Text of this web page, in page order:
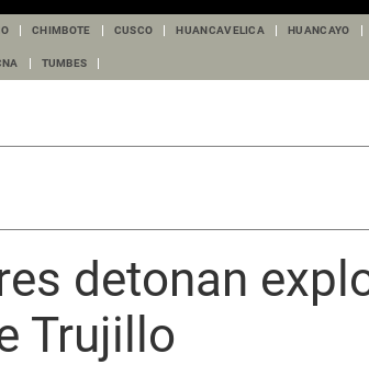
CHIMBOTE CUSCO HUANCAVELICA HUANCAYO
TUMBES
detonan
Trujillo